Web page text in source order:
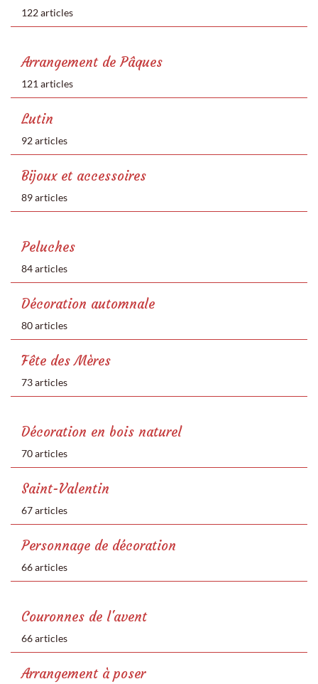
122 articles
Arrangement de Pâques
121 articles
Lutin
92 articles
Bijoux et accessoires
89 articles
Peluches
84 articles
Décoration automnale
80 articles
Fête des Mères
73 articles
Décoration en bois naturel
70 articles
Saint-Valentin
67 articles
Personnage de décoration
66 articles
Couronnes de l'avent
66 articles
Arrangement à poser